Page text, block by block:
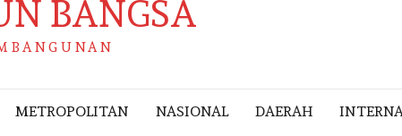
BANGSA
METROPOLITAN NASIONAL DAERAH